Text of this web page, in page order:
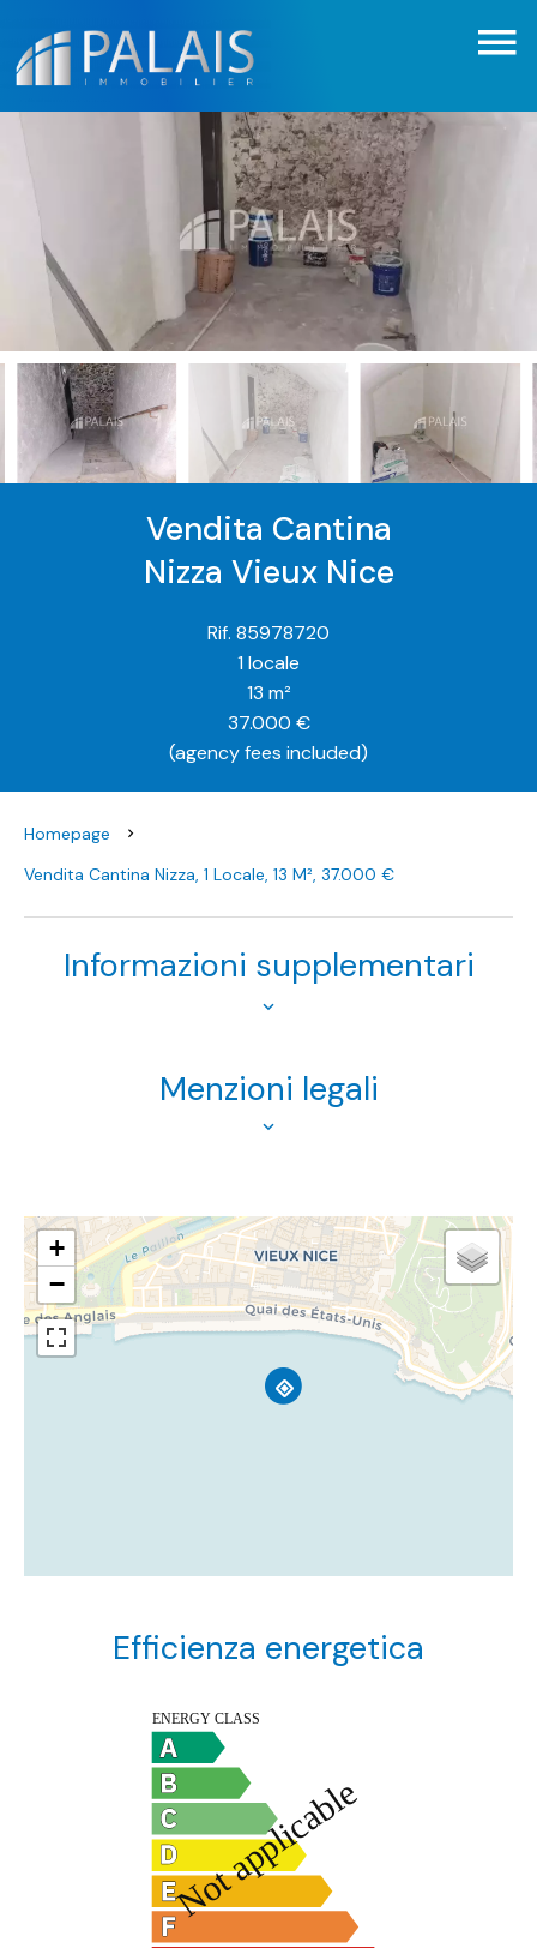
Vendita Cantina
Nizza Vieux Nice
Rif. 85978720
1 locale
13 m²
37.000 €
(agency fees included)
Homepage
Vendita Cantina Nizza, 1 Locale, 13 M², 37.000 €
Informazioni supplementari
Menzioni legali
+
−
Efficienza energetica